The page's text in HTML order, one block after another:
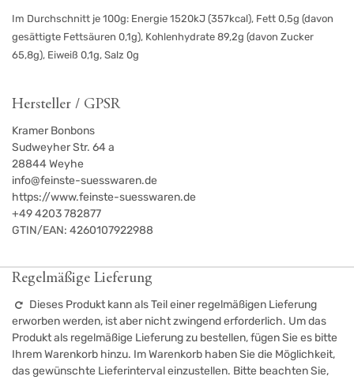
Im Durchschnitt je 100g: Energie 1520kJ (357kcal), Fett 0,5g (davon
gesättigte Fettsäuren 0,1g), Kohlenhydrate 89,2g (davon Zucker
65,8g), Eiweiß 0,1g, Salz 0g
Hersteller / GPSR
Kramer Bonbons
Sudweyher Str. 64 a
28844 Weyhe
info@feinste-suesswaren.de
https://www.feinste-suesswaren.de
+49 4203 782877
GTIN/EAN: 4260107922988
Regelmäßige Lieferung
Dieses Produkt kann als Teil einer regelmäßigen Lieferung
erworben werden, ist aber nicht zwingend erforderlich. Um das
Produkt als regelmäßige Lieferung zu bestellen, fügen Sie es bitte
Ihrem Warenkorb hinzu. Im Warenkorb haben Sie die Möglichkeit,
das gewünschte Lieferinterval einzustellen. Bitte beachten Sie,